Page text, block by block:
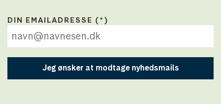
DIN EMAILADRESSE
Jeg ønsker at modtage nyhedsmails